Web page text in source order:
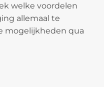
welke voordelen
allemaal te
mogelijkheden qua